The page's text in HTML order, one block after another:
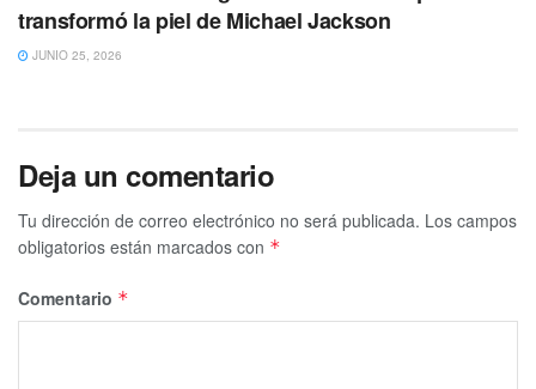
transformó la piel de Michael Jackson
JUNIO 25, 2026
Deja un comentario
Tu dirección de correo electrónico no será publicada. Los campos
obligatorios están marcados con *
Comentario *